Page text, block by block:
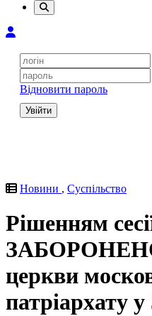
Відновити пароль
Увійти
Новини , Суспільство
Рішенням
ЗАБОРОНЕНО
церкви
патріархату